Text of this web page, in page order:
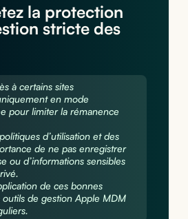
la protection
stricte des
à certains sites
en mode
pour limiter la rémanence
d’utilisation et des
de ne pas enregistrer
ou d’informations sensibles
de ces bonnes
outils de gestion Apple MDM